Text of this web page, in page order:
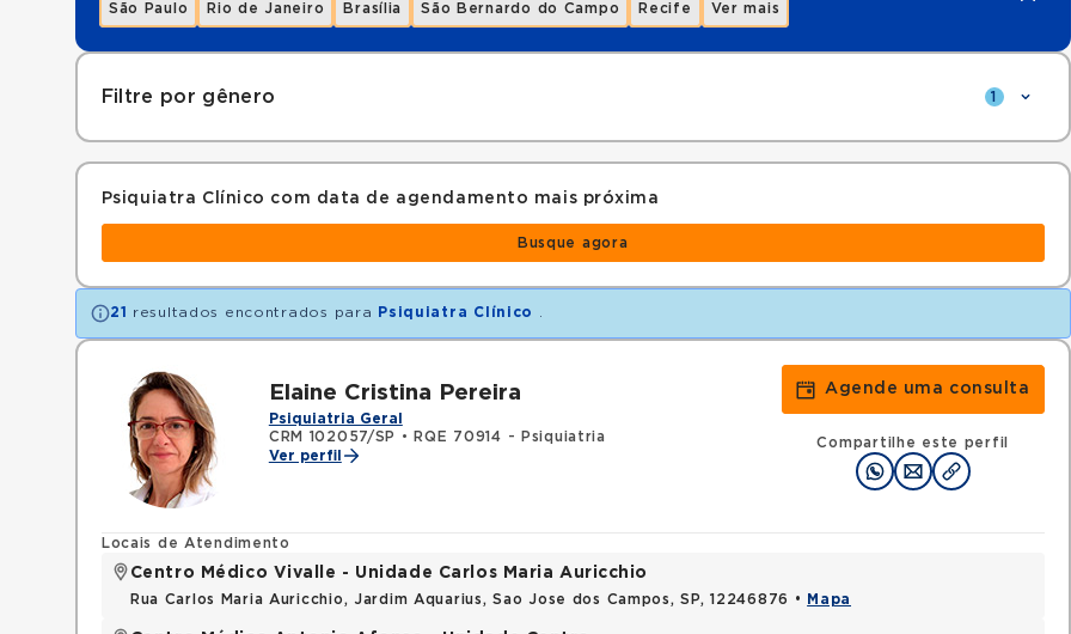
São Paulo Rio de Janeiro Brasília São Bernardo do Campo Recife Ver mais
Filtre por gênero 1
Psiquiatra Clínico com data de agendamento mais próxima
Busque agora
21 resultados encontrados para Psiquiatra Clínico
Elaine Cristina Pereira
Psiquiatria Geral
CRM 102057/SP
•
RQE 70914 - Psiquiatria
Ver perfil
Agende uma consulta
Compartilhe este perfil
Locais de Atendimento
Centro Médico Vivalle - Unidade Carlos Maria Auricchio
Rua Carlos Maria Auricchio, Jardim Aquarius, Sao Jose dos Campos, SP, 12246876 • Mapa